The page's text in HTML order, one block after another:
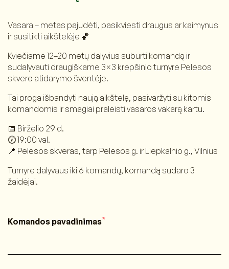
Vasara – metas pajudėti, pasikviesti draugus ar kaimynus
ir susitikti aikštelėje 🏀
Kviečiame 12–20 metų dalyvius suburti komandą ir
sudalyvauti draugiškame 3×3 krepšinio turnyre Pelesos
skvero atidarymo šventėje.
Tai proga išbandyti naują aikštelę, pasivaržyti su kitomis
komandomis ir smagiai praleisti vasaros vakarą kartu.
📅 Birželio 29 d.
🕖 19:00 val.
📍 Pelesos skveras, tarp Pelesos g. ir Liepkalnio g., Vilnius
Turnyre dalyvaus iki 6 komandų, komandą sudaro 3
žaidėjai.
Komandos pavadinimas*